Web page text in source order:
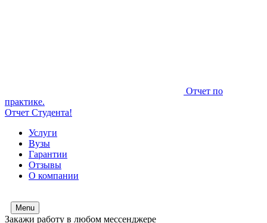
Отчет по
практике.
Отчет Студента!
Услуги
Вузы
Гарантии
Отзывы
О компании
Menu
Закажи работу в любом мессенджере